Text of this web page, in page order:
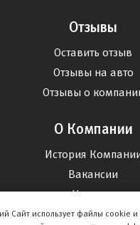
Отзывы
Оставить отзыв
Отзывы на авто
Отзывы о
О Компании
История
Вакансии
Новости
Сайт использует файлы cookie и